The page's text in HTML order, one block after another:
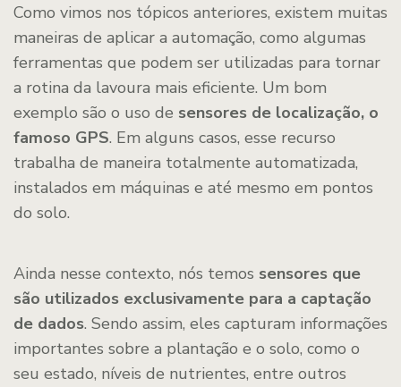
Como vimos nos tópicos anteriores, existem muitas
maneiras de aplicar a automação, como algumas
ferramentas que podem ser utilizadas para tornar
a rotina da lavoura mais eficiente. Um bom
exemplo são o uso de sensores de localização, o
famoso GPS. Em alguns casos, esse recurso
trabalha de maneira totalmente automatizada,
instalados em máquinas e até mesmo em pontos
do solo.
Ainda nesse contexto, nós temos sensores que
são utilizados exclusivamente para a captação
de dados. Sendo assim, eles capturam informações
importantes sobre a plantação e o solo, como o
seu estado, níveis de nutrientes, entre outros